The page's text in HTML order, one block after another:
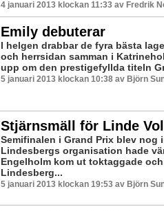
4 januari 2013 klockan 11:33 av Fredrik
Emily debuterar
I helgen drabbar de fyra bästa
och herrsidan samman i
upp om den prestigefyllda titeln
5 januari 2013 klockan 10:38 av Björn
Stjärnsmäll för Linde
Semifinalen i Grand Prix blev nog
Lindesbergs organisation hade
Engelholm kom ut toktaggade
Lindesberg...
5 januari 2013 klockan 19:53 av Björn